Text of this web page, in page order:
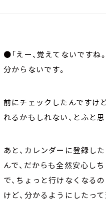
●「えー、覚えてないですね
分からないです。
前にチェックしたんですけ
れるかもしれない、とふと
あと、カレンダーに登録し
んで、だからも全然安心し
で、ちょっと行けなくなる
けど、分かるようにしたって